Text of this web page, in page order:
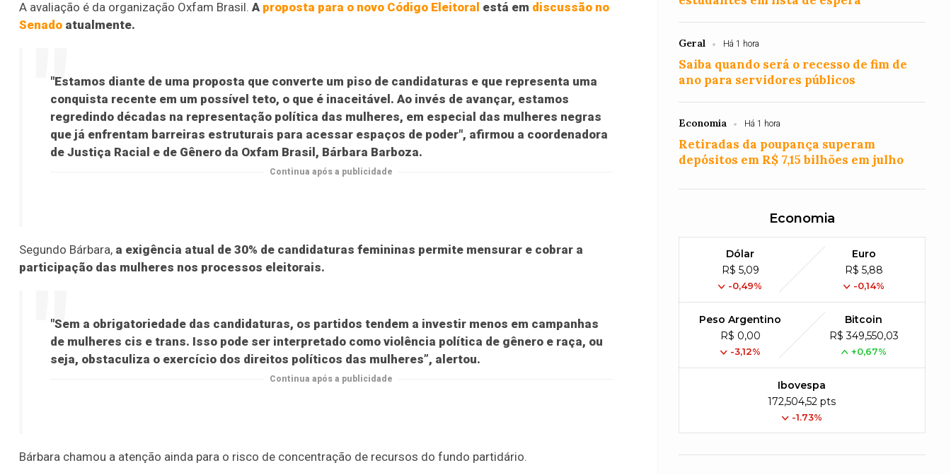
A avaliação é da organização Oxfam Brasil. A proposta para o novo Código Eleitoral está em discussão no
Senado atualmente.
"Estamos diante de uma proposta que converte um piso de candidaturas e que representa uma
conquista recente em um possível teto, o que é inaceitável. Ao invés de avançar, estamos
regredindo décadas na representação política das mulheres, em especial das mulheres negras
que já enfrentam barreiras estruturais para acessar espaços de poder", afirmou a coordenadora
de Justiça Racial e de Gênero da Oxfam Brasil, Bárbara Barboza.
Continua após a publicidade
Segundo Bárbara, a exigência atual de 30% de candidaturas femininas permite mensurar e cobrar a
participação das mulheres nos processos eleitorais.
"Sem a obrigatoriedade das candidaturas, os partidos tendem a investir menos em campanhas
de mulheres cis e trans. Isso pode ser interpretado como violência política de gênero e raça, ou
seja, obstaculiza o exercício dos direitos políticos das mulheres”, alertou.
Continua após a publicidade
Bárbara chamou a atenção ainda para o risco de concentração de recursos do fundo partidário.
Geral Há 1 hora
Saiba quando será o recesso de fim de
ano para servidores públicos
Economia Há 1 hora
Retiradas da poupança superam
depósitos em R$ 7,15 bilhões em julho
Economia
Dólar
R$ 5,09
-0,49%
Euro
R$ 5,88
-0,14%
Peso Argentino
R$ 0,00
-3,12%
Bitcoin
R$ 349,550,03
+0,67%
Ibovespa
172,504,52 pts
-1.73%